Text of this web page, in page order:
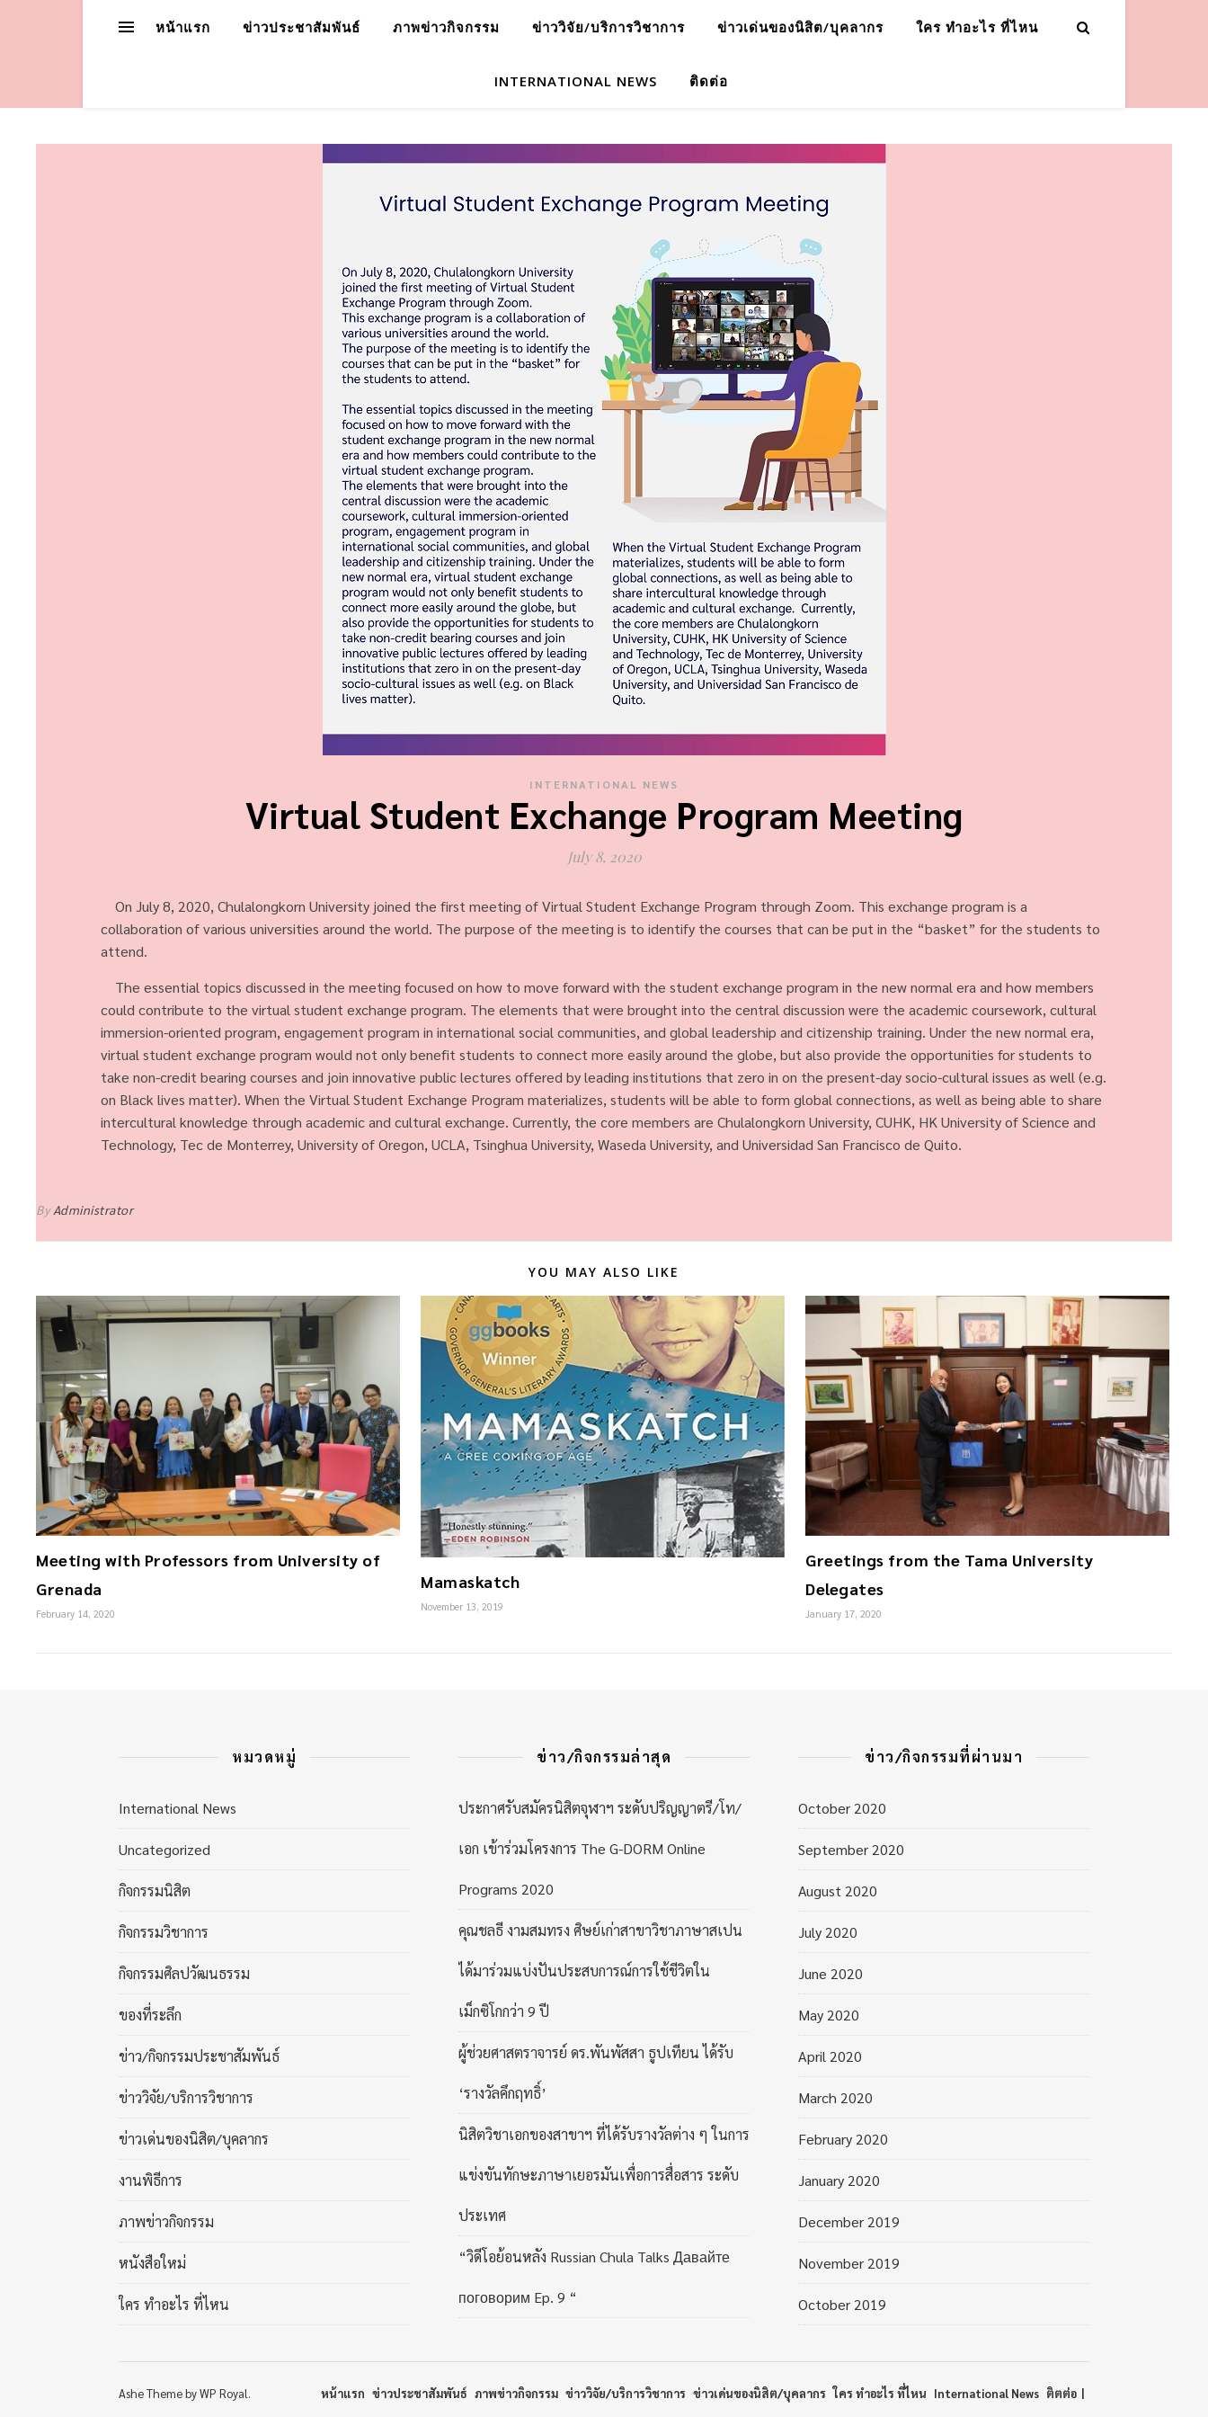
หน้าแรก ข่าวประชาสัมพันธ์ ภาพข่าวกิจกรรม ข่าววิจัย/บริการวิชาการ ข่าวเด่นของนิสิต/บุคลากร ใคร ทำอะไร ที่ไหน
INTERNATIONAL NEWS ติดต่อ
INTERNATIONAL NEWS
Virtual Student Exchange Program Meeting
July 8, 2020
On July 8, 2020, Chulalongkorn University joined the first meeting of Virtual Student Exchange Program through Zoom. This exchange program is a
collaboration of various universities around the world. The purpose of the meeting is to identify the courses that can be put in the “basket” for the students to
attend.
The essential topics discussed in the meeting focused on how to move forward with the student exchange program in the new normal era and how members
could contribute to the virtual student exchange program. The elements that were brought into the central discussion were the academic coursework, cultural
immersion-oriented program, engagement program in international social communities, and global leadership and citizenship training. Under the new normal era,
virtual student exchange program would not only benefit students to connect more easily around the globe, but also provide the opportunities for students to
take non-credit bearing courses and join innovative public lectures offered by leading institutions that zero in on the present-day socio-cultural issues as well (e.g.
on Black lives matter). When the Virtual Student Exchange Program materializes, students will be able to form global connections, as well as being able to share
intercultural knowledge through academic and cultural exchange. Currently, the core members are Chulalongkorn University, CUHK, HK University of Science and
Technology, Tec de Monterrey, University of Oregon, UCLA, Tsinghua University, Waseda University, and Universidad San Francisco de Quito.
ByAdministrator
YOU MAY ALSO LIKE
Meeting with Professors from University of
Grenada
February 14, 2020
Mamaskatch
November 13, 2019
Greetings from the Tama University
Delegates
January 17, 2020
หมวดหมู่
International News
Uncategorized
กิจกรรมนิสิต
กิจกรรมวิชาการ
กิจกรรมศิลปวัฒนธรรม
ของที่ระลึก
ข่าว/กิจกรรมประชาสัมพันธ์
ข่าววิจัย/บริการวิชาการ
ข่าวเด่นของนิสิต/บุคลากร
งานพิธีการ
ภาพข่าวกิจกรรม
หนังสือใหม่
ใคร ทำอะไร ที่ไหน
ข่าว/กิจกรรมล่าสุด
ประกาศรับสมัครนิสิตจุฬาฯ ระดับปริญญาตรี/โท/
เอก เข้าร่วมโครงการ The G-DORM Online
Programs 2020
คุณชลธี งามสมทรง ศิษย์เก่าสาขาวิชาภาษาสเปน
ได้มาร่วมแบ่งปันประสบการณ์การใช้ชีวิตใน
เม็กซิโกกว่า 9 ปี
ผู้ช่วยศาสตราจารย์ ดร.พันพัสสา ธูปเทียน ได้รับ
‘รางวัลคึกฤทธิ์’
นิสิตวิชาเอกของสาขาฯ ที่ได้รับรางวัลต่าง ๆ ในการ
แข่งขันทักษะภาษาเยอรมันเพื่อการสื่อสาร ระดับ
ประเทศ
“วิดีโอย้อนหลัง Russian Chula Talks Давайте
поговорим Ep. 9 “
ข่าว/กิจกรรมที่ผ่านมา
October 2020
September 2020
August 2020
July 2020
June 2020
May 2020
April 2020
March 2020
February 2020
January 2020
December 2019
November 2019
October 2019
หน้าแรก ข่าวประชาสัมพันธ์ ภาพข่าวกิจกรรม ข่าววิจัย/บริการวิชาการ ข่าวเด่นของนิสิต/บุคลากร ใคร ทำอะไร ที่ไหน International News ติตต่อ
Ashe Theme byWP Royal.